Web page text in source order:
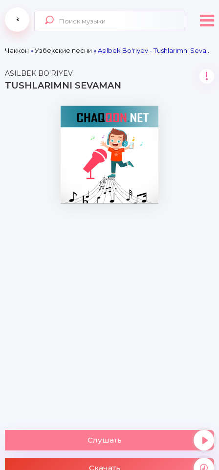
Чаккон »Узбекские песни » Asilbek Bo'riyev - Tushlarimni Sevaman
ASILBEK BO'RIYEV
TUSHLARIMNI SEVAMAN
!
Слушать
Скачать